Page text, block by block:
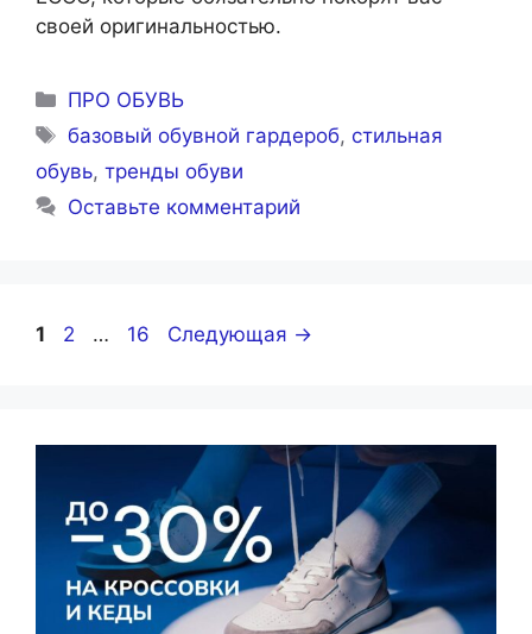
своей оригинальностью.
Рубрики
ПРО ОБУВЬ
Метки
базовый обувной гардероб, стильная
обувь, тренды обуви
Оставьте комментарий
Страница
1 Страница
2 … Страница
16 Следующая →